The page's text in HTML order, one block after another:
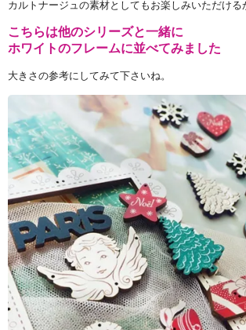
カルトナージュの素材としてもお楽しみいただける
こちらは他のシリーズと一緒に
ホワイトのフレームに並べてみました
大きさの参考にしてみて下さいね。